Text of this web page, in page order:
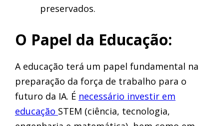
preservados.
O Papel da Educação:
A educação terá um papel fundamental na
preparação da força de trabalho para o
futuro da IA. É necessário investir em
educação STEM (ciência, tecnologia,